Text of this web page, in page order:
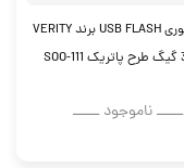
فلش مموری USB FLASH برند VERITY
ــــــ ناموجود ــــــ